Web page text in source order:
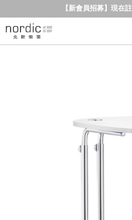
【新會員招募】現在